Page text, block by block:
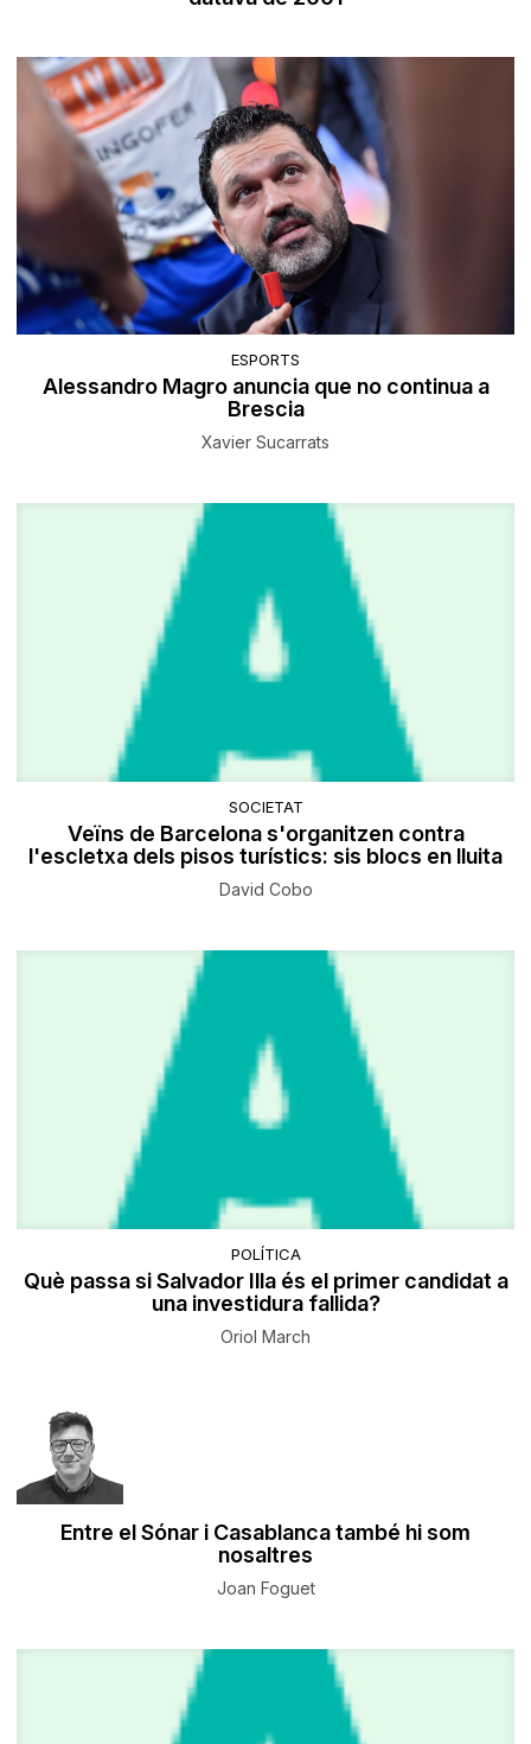
ESPORTS
Alessandro Magro anuncia que no continua a
Brescia
Xavier Sucarrats
SOCIETAT
Veïns de Barcelona s'organitzen contra
l'escletxa dels pisos turístics: sis blocs en lluita
David Cobo
POLÍTICA
Què passa si Salvador Illa és el primer candidat a
una investidura fallida?
Oriol March
Entre el Sónar i Casablanca també hi som
nosaltres
Joan Foguet